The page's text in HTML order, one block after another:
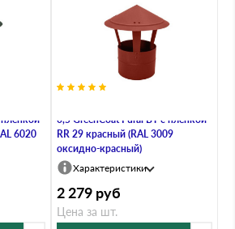
6020
0,5 GreenСoat Pural BT с пленкой
RR 29 красный (RAL 3009
оксидно-красный)
Характеристики
2 279 руб
Цена за шт.